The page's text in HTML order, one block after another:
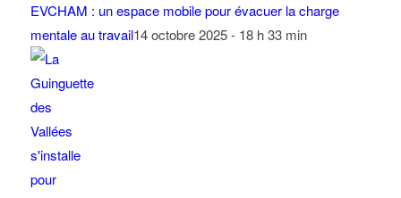
EVCHAM : un espace mobile pour évacuer la charge
mentale au travail14 octobre 2025 - 18 h 33 min